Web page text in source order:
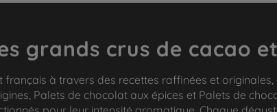
grands crus de cacao
à travers des recettes raffinées et
Palets de chocolat aux épices et Palets de
pour leur intensité aromatique. Chaque